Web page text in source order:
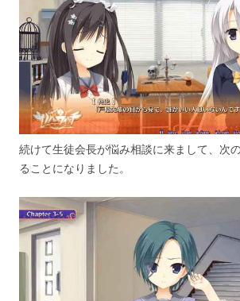
続けて生徒会長が悩み相談に来まして、次
ることになりました。